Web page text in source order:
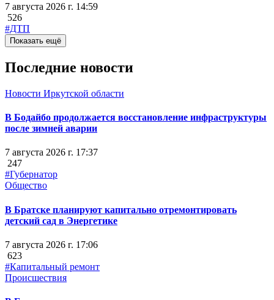
7 августа 2026 г. 14:59
526
#ДТП
Показать ещё
Последние новости
Новости Иркутской области
В Бодайбо продолжается восстановление инфраструктуры
после зимней аварии
7 августа 2026 г. 17:37
247
#Губернатор
Общество
В Братске планируют капитально отремонтировать
детский сад в Энергетике
7 августа 2026 г. 17:06
623
#Капитальный ремонт
Происшествия